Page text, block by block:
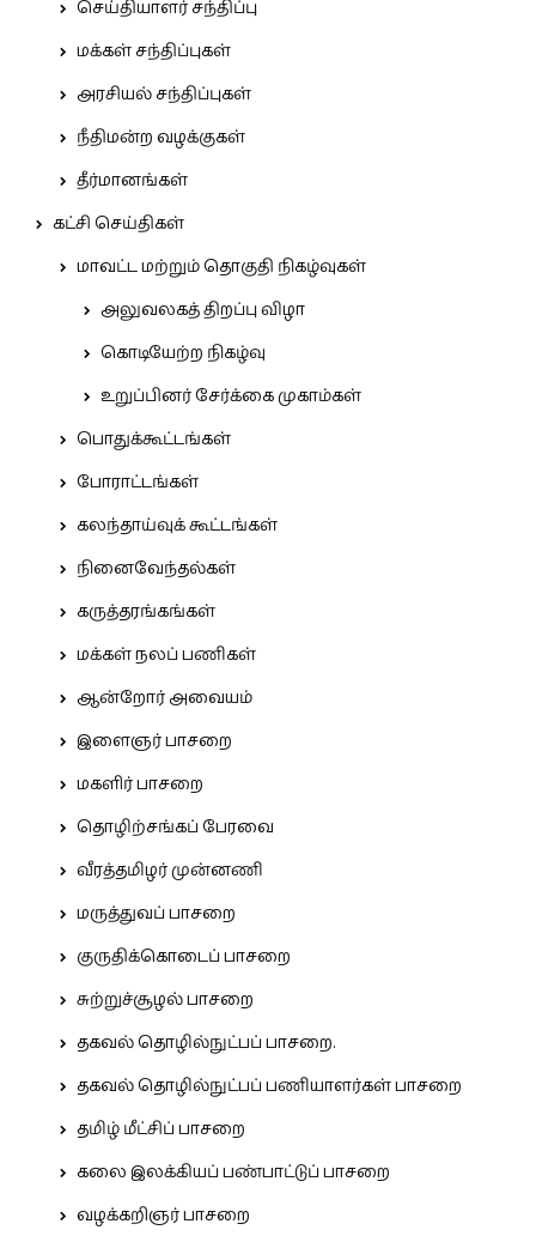
செய்தியாளர் சந்திப்பு
மக்கள் சந்திப்புகள்
அரசியல் சந்திப்புகள்
நீதிமன்ற வழக்குகள்
தீர்மானங்கள்
கட்சி செய்திகள்
மாவட்ட மற்றும் தொகுதி நிகழ்வுகள்
அலுவலகத் திறப்பு விழா
கொடியேற்ற நிகழ்வு
உறுப்பினர் சேர்க்கை முகாம்கள்
பொதுக்கூட்டங்கள்
போராட்டங்கள்
கலந்தாய்வுக் கூட்டங்கள்
நினைவேந்தல்கள்
கருத்தரங்கங்கள்
மக்கள் நலப் பணிகள்
ஆன்றோர் அவையம்
இளைஞர் பாசறை
மகளிர் பாசறை
தொழிற்சங்கப் பேரவை
வீரத்தமிழர் முன்னணி
மருத்துவப் பாசறை
குருதிக்கொடைப் பாசறை
சுற்றுச்சூழல் பாசறை
தகவல் தொழில்நுட்பப் பாசறை.
தகவல் தொழில்நுட்பப் பணியாளர்கள் பாசறை
தமிழ் மீட்சிப் பாசறை
கலை இலக்கியப் பண்பாட்டுப் பாசறை
வழக்கறிஞர் பாசறை